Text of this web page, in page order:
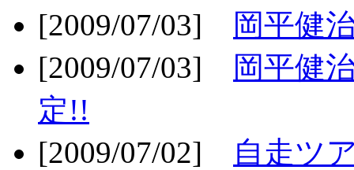
[2009/07/03]
岡平健
[2009/07/03]
岡平健
定!!
[2009/07/02]
自走ツ